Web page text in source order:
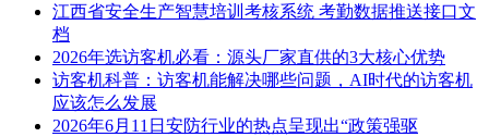
江西省安全生产智慧培训考核系统 考勤数据推送接口文
档
2026年选访客机必看：源头厂家直供的3大核心优势
访客机科普：访客机能解决哪些问题，AI时代的访客机
应该怎么发展
2026年6月11日安防行业的热点呈现出“政策强驱